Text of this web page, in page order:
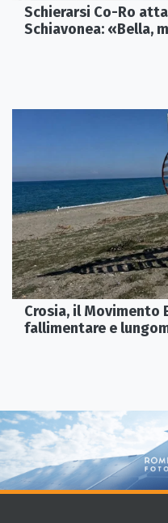
Schierarsi Co-Ro
Schiavonea: «Bella,
Crosia, il Movimento
fallimentare e